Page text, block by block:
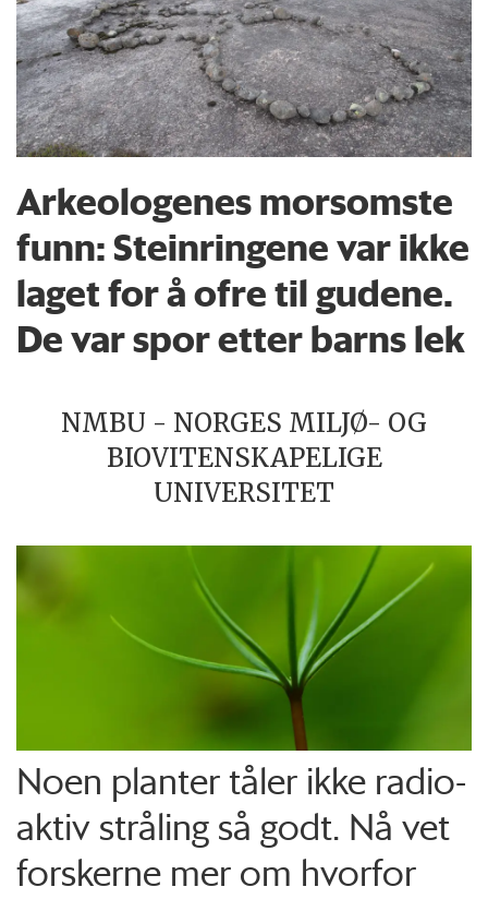
Arkeologenes morsomste
funn: Steinringene var ikke
laget for å ofre til gudene.
De var spor etter barns lek
NMBU - NORGES MILJØ- OG
BIOVITENSKAPELIGE
UNIVERSITET
Noen planter tåler ikke radio­
aktiv stråling så godt. Nå vet
forskerne mer om hvorfor